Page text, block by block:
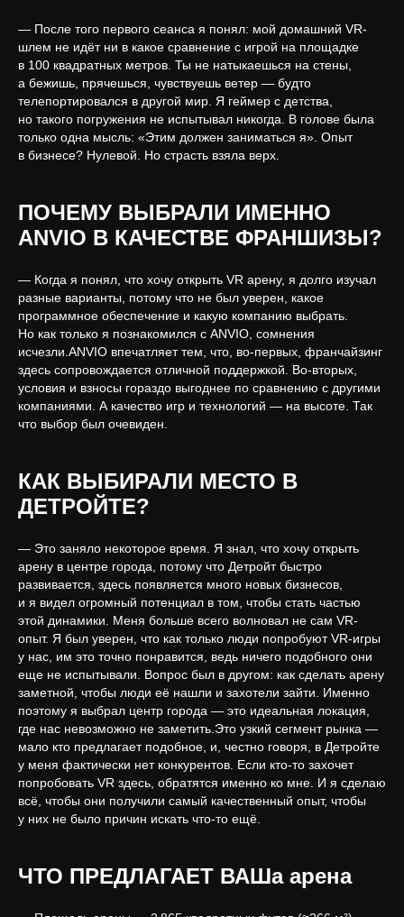
— После того первого сеанса я понял: мой домашний VR-
шлем не идёт ни в какое сравнение с игрой на площадке
в 100 квадратных метров. Ты не натыкаешься на стены,
а бежишь, прячешься, чувствуешь ветер — будто
телепортировался в другой мир. Я геймер с детства,
но такого погружения не испытывал никогда. В голове была
только одна мысль: «Этим должен заниматься я». Опыт
в бизнесе? Нулевой. Но страсть взяла верх.
ПОЧЕМУ ВЫБРАЛИ ИМЕННО
ANVIO В КАЧЕСТВЕ ФРАНШИЗЫ?
— Когда я понял, что хочу открыть VR арену, я долго изучал
разные варианты, потому что не был уверен, какое
программное обеспечение и какую компанию выбрать.
Но как только я познакомился с ANVIO, сомнения
исчезли.ANVIO впечатляет тем, что, во-первых, франчайзинг
здесь сопровождается отличной поддержкой. Во-вторых,
условия и взносы гораздо выгоднее по сравнению с другими
компаниями. А качество игр и технологий — на высоте. Так
что выбор был очевиден.
КАК ВЫБИРАЛИ МЕСТО В
ДЕТРОЙТЕ?
— Это заняло некоторое время. Я знал, что хочу открыть
арену в центре города, потому что Детройт быстро
развивается, здесь появляется много новых бизнесов,
и я видел огромный потенциал в том, чтобы стать частью
этой динамики. Меня больше всего волновал не сам VR-
опыт. Я был уверен, что как только люди попробуют VR-игры
у нас, им это точно понравится, ведь ничего подобного они
еще не испытывали. Вопрос был в другом: как сделать арену
заметной, чтобы люди её нашли и захотели зайти. Именно
поэтому я выбрал центр города — это идеальная локация,
где нас невозможно не заметить.Это узкий сегмент рынка —
мало кто предлагает подобное, и, честно говоря, в Детройте
у меня фактически нет конкурентов. Если кто-то захочет
попробовать VR здесь, обратятся именно ко мне. И я сделаю
всё, чтобы они получили самый качественный опыт, чтобы
у них не было причин искать что-то ещё.
ЧТО ПРЕДЛАГАЕТ ВАШа арена